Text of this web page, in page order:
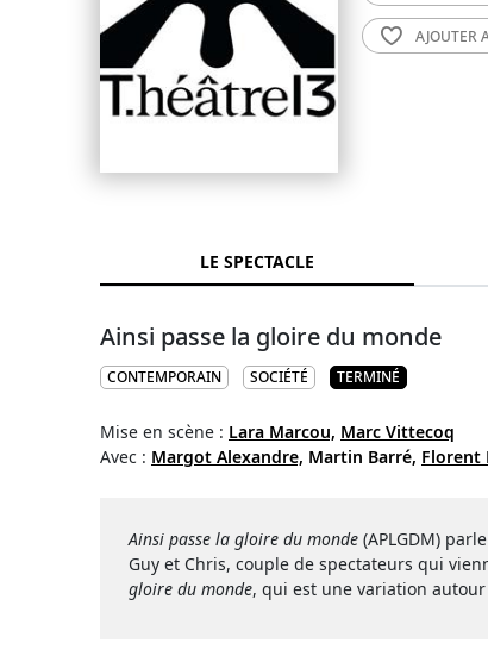
AJOUTER
LE SPECTACLE
Ainsi passe la gloire du monde
CONTEMPORAIN SOCIÉTÉ TERMINÉ
Mise en scène : Lara Marcou, Marc Vittecoq
Avec : Margot Alexandre, Martin Barré, Florent
Ainsi passe la gloire du monde (APLGDM)
Guy et Chris, couple de spectateurs qui
gloire du monde, qui est une variation